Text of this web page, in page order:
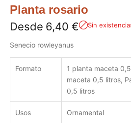
Planta rosario
Desde 6,40 € Sin
Senecio rowleyanus
Formato
1 planta maceta
maceta 0,5 litros,
0,5 litros
Usos Ornamental